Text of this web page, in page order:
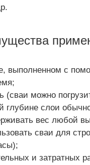
выполненном с
(сваи можно
глубине слои
вес любой
сваи для
и затратных